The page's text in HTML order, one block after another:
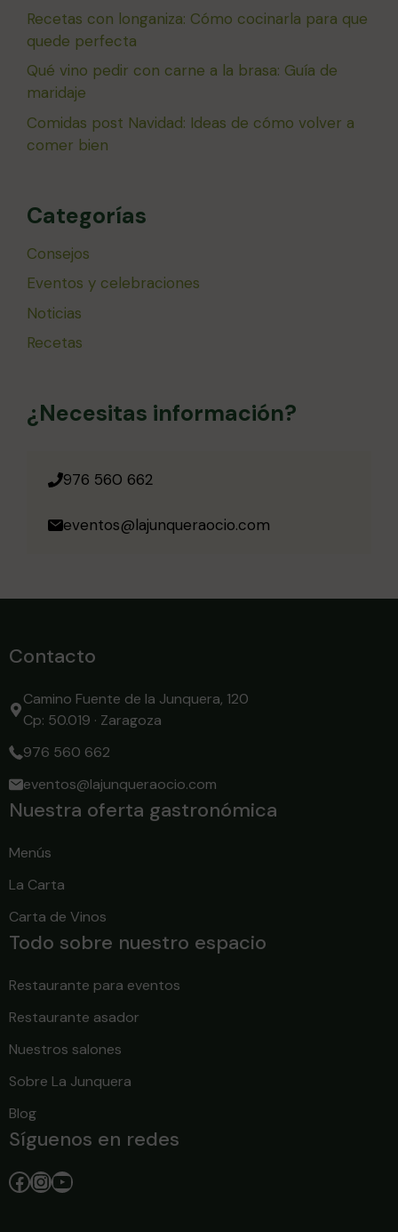
Recetas con longaniza: Cómo cocinarla para que
quede perfecta
Qué vino pedir con carne a la brasa: Guía de
maridaje
Comidas post Navidad: Ideas de cómo volver a
comer bien
Categorías
Consejos
Eventos y celebraciones
Noticias
Recetas
¿Necesitas información?
976 560 662
eventos@lajunqueraocio.com
Contacto
Camino Fuente de la Junquera, 120
Cp: 50.019 · Zaragoza
976 560 662
eventos@lajunqueraocio.com
Nuestra oferta gastronómica
Menús
La Carta
Carta de Vinos
Todo sobre nuestro espacio
Restaurante para eventos
Restaurante asador
Nuestros salones
Sobre La Junquera
Blog
Síguenos en redes
Facebook
Instagram
YouTube